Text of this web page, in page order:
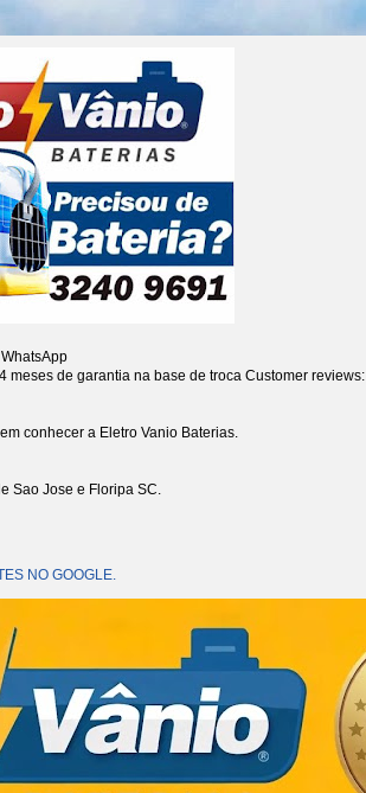
meses de garantia na base de troca Customer reviews:
conhecer a Eletro Vanio Baterias.
Sao Jose e Floripa SC.
NO GOOGLE.